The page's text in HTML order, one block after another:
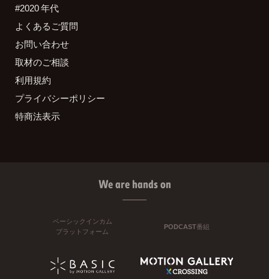
#2020 年代
よくあるご質問
お問い合わせ
取材のご相談
利用規約
プライバシーポリシー
特商法表示
We are hands on
ベーシックインカム
プラットフォーム
PODCAST番組